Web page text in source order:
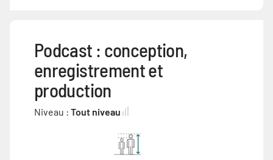
Podcast : conception,
enregistrement et
production
Niveau : Tout niveau